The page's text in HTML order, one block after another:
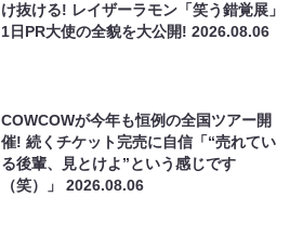
け抜ける! レイザーラモン「笑う錯覚展」
1日PR大使の全貌を大公開!2026.08.06
COWCOWが今年も恒例の全国ツアー開
催! 続くチケット完売に自信「“売れてい
る後輩、見とけよ”という感じです
（笑）」2026.08.06